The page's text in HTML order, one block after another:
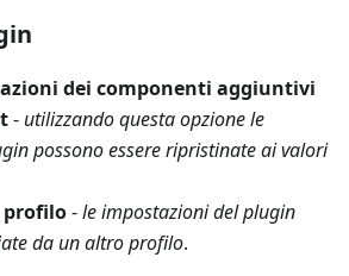
dei componenti aggiuntivi
- utilizzando questa opzione le
possono essere ripristinate ai valori
profilo-le impostazioni del plugin
da un altro profilo.